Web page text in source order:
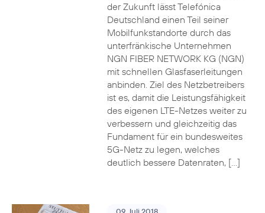
der Zukunft lässt Telefónica
Deutschland einen Teil seiner
Mobilfunkstandorte durch das
unterfränkische Unternehmen
NGN FIBER NETWORK KG (NGN)
mit schnellen Glasfaserleitungen
anbinden. Ziel des Netzbetreibers
ist es, damit die Leistungsfähigkeit
des eigenen LTE-Netzes weiter zu
verbessern und gleichzeitig das
Fundament für ein bundesweites
5G-Netz zu legen, welches
deutlich bessere Datenraten, […]